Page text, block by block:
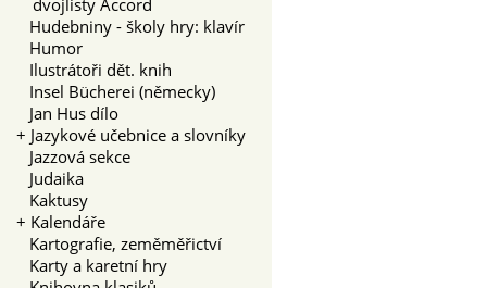
Hudebniny - školy hry: klavír
Humor
Ilustrátoři dět. knih
Insel Bücherei (německy)
Jan Hus dílo
+ Jazykové učebnice a slovníky
Jazzová sekce
Judaika
Kaktusy
+ Kalendáře
Kartografie, zeměměřictví
Karty a karetní hry